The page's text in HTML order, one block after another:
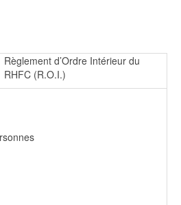
Règlement d’Ordre Intérieur du
RHFC (R.O.I.)